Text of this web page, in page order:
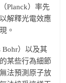
Planck）率先
解釋光電效應
。
Bohr）以及其
某些行為細節
法預測原子放